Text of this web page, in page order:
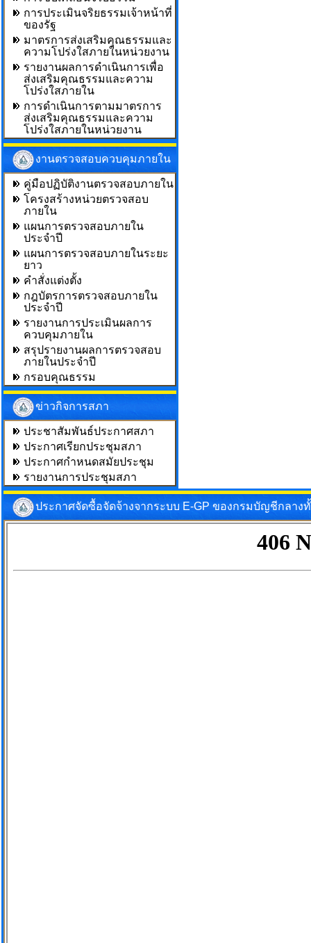
การประเมินจริยธรรมเจ้าหน้าที่
ของรัฐ
มาตรการส่งเสริมคุณธรรมและ
ความโปร่งใสภายในหน่วยงาน
รายงานผลการดำเนินการเพื่อ
ส่งเสริมคุณธรรมและความ
โปร่งใสภายใน
การดำเนินการตามมาตรการ
ส่งเสริมคุณธรรมและความ
โปร่งใสภายในหน่วยงาน
งานตรวจสอบควบคุมภายใน
คู่มือปฏิบัติงานตรวจสอบภายใน
โครงสร้างหน่วยตรวจสอบ
ภายใน
แผนการตรวจสอบภายใน
ประจำปี
แผนการตรวจสอบภายในระยะ
ยาว
คำสั่งแต่งตั้ง
กฎบัตรการตรวจสอบภายใน
ประจำปี
รายงานการประเมินผลการ
ควบคุมภายใน
สรุปรายงานผลการตรวจสอบ
ภายในประจำปี
กรอบคุณธรรม
ข่าวกิจการสภา
ประชาสัมพันธ์ประกาศสภา
ประกาศเรียกประชุมสภา
ประกาศกำหนดสมัยประชุม
รายงานการประชุมสภา
ประกาศจัดซื้อจัดจ้างจากระบบ E-GP ของกรมบัญชีกลาง